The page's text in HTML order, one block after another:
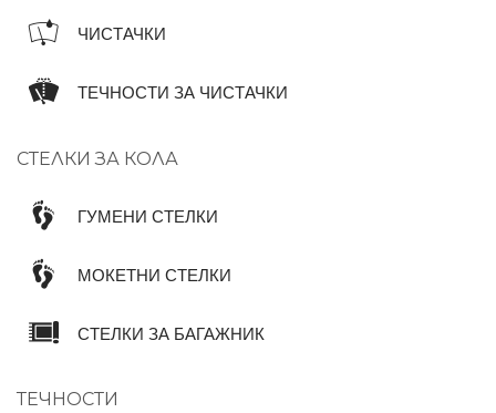
ЧИСТАЧКИ
ТЕЧНОСТИ ЗА ЧИСТАЧКИ
СТЕЛКИ ЗА КОЛА
ГУМЕНИ СТЕЛКИ
МОКЕТНИ СТЕЛКИ
СТЕЛКИ ЗА БАГАЖНИК
ТЕЧНОСТИ